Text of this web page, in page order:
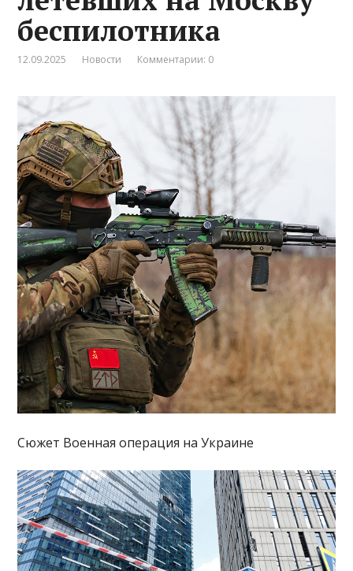
беспилотника
12.09.2025 Новости Комментарии: 0
Сюжет Военная операция на Украине